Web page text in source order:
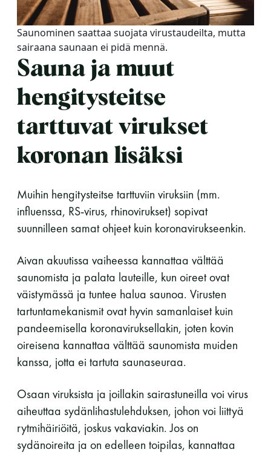
Saunominen saattaa suojata virustaudeilta, mutta
sairaana saunaan ei pidä mennä.
Sauna ja muut
hengitysteitse
tarttuvat virukset
koronan lisäksi
Muihin hengitysteitse tarttuviin viruksiin (mm.
influenssa, RS-virus, rhinovirukset) sopivat
suunnilleen samat ohjeet kuin koronavirukseenkin.
Aivan akuutissa vaiheessa kannattaa välttää
saunomista ja palata lauteille, kun oireet ovat
väistymässä ja tuntee halua saunoa. Virusten
tartuntamekanismit ovat hyvin samanlaiset kuin
pandeemisella koronaviruksellakin, joten kovin
oireisena kannattaa välttää saunomista muiden
kanssa, jotta ei tartuta saunaseuraa.
Osaan viruksista ja joillakin sairastuneilla voi virus
aiheuttaa sydänlihastulehduksen, johon voi liittyä
rytmihäiriöitä, joskus vakaviakin. Jos on
sydänoireita ja on edelleen toipilas, kannattaa